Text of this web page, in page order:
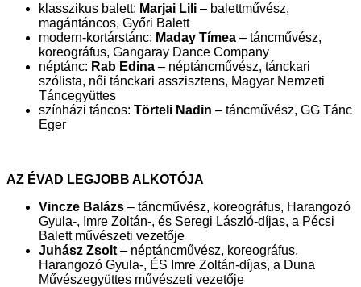
klasszikus balett: Marjai Lili – balettművész,
magántáncos, Győri Balett
modern-kortárstánc: Maday Tímea – táncművész,
koreográfus, Gangaray Dance Company
néptánc: Rab Edina – néptáncművész, tánckari
szólista, női tánckari asszisztens, Magyar Nemzeti
Táncegyüttes
színházi táncos: Törteli Nadin – táncművész, GG Tánc
Eger
AZ ÉVAD LEGJOBB ALKOTÓJA
Vincze Balázs – táncművész, koreográfus, Harangozó
Gyula-, Imre Zoltán-, és Seregi László-díjas, a Pécsi
Balett művészeti vezetője
Juhász Zsolt – néptáncművész, koreográfus,
Harangozó Gyula-, ÉS Imre Zoltán-díjas, a Duna
Művészegyüttes művészeti vezetője